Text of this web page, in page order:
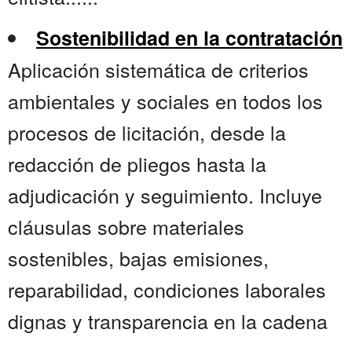
Sostenibilidad en la contratación
Aplicación sistemática de criterios
ambientales y sociales en todos los
procesos de licitación, desde la
redacción de pliegos hasta la
adjudicación y seguimiento. Incluye
cláusulas sobre materiales
sostenibles, bajas emisiones,
reparabilidad, condiciones laborales
dignas y transparencia en la cadena